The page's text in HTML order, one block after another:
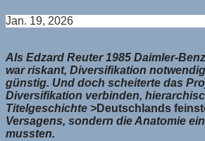
Jan. 19, 2026
Als Edzard Reuter 1985 Daimler-
war riskant, Diversifikation
günstig. Und doch scheiterte das
Diversifikation verbinden,
Titelgeschichte >Deutschlands
Versagens, sondern die Anatomie
mussten.